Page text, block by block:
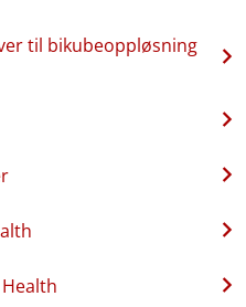
til bikubeoppløsning